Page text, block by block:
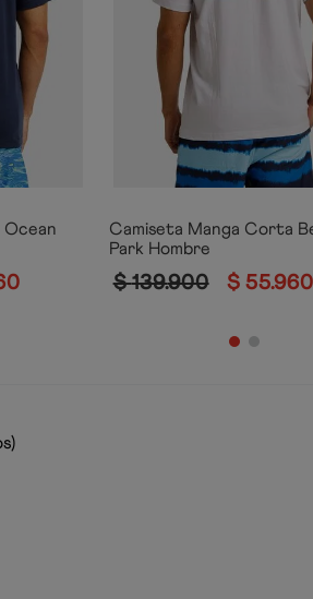
Camiseta Manga Corta
Park Hombre
$ 139.900 $ 55.960